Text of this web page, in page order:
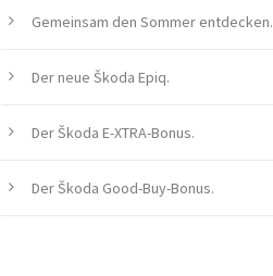
Gemeinsam den Sommer entdecken.
Der neue Škoda Epiq.
Der Škoda E-XTRA-Bonus.
Der Škoda Good-Buy-Bonus.